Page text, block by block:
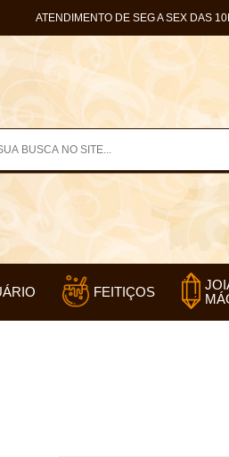
ATENDIMENTO DE SEG A SEX DAS
FEITIÇOS